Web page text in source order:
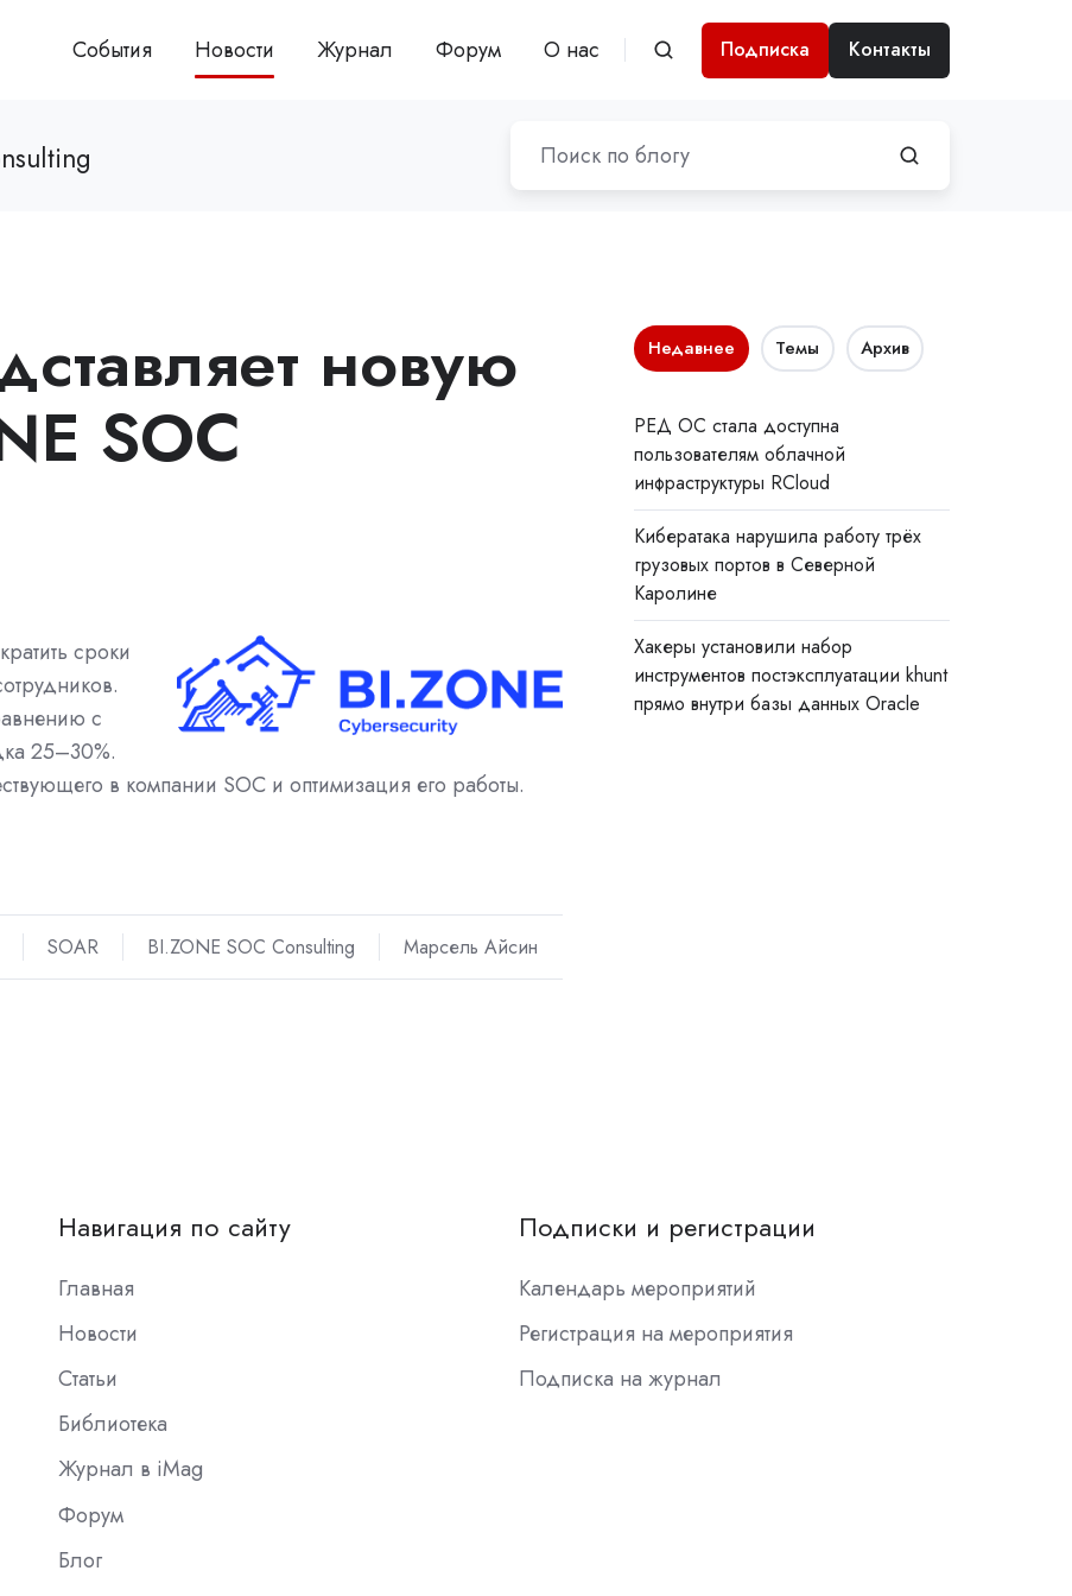
События Новости Журнал Форум О нас Подписка Контакты
новую
SOC
сроки
с
25–30%.
в компании SOC и оптимизация его работы.
SOAR BI.ZONE SOC Consulting Марсель Айсин
Недавнее Темы Архив
РЕД ОС стала доступна
пользователям облачной
инфраструктуры RCloud
Кибератака нарушила работу трёх
грузовых портов в Северной
Каролине
Хакеры установили набор
инструментов постэксплуатации khunt
прямо внутри базы данных Oracle
Навигация по сайту
Главная
Новости
Статьи
Библиотека
Журнал в iMag
Форум
Блог
Подписки и регистрации
Календарь мероприятий
Регистрация на мероприятия
Подписка на журнал